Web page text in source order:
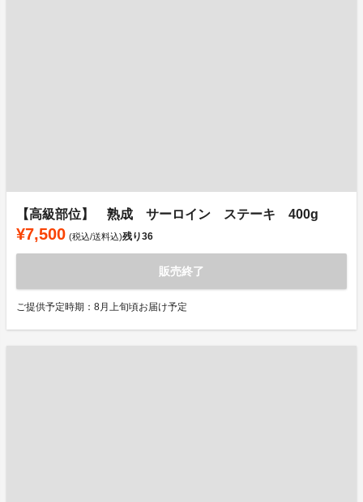
【高級部位】 熟成 サーロイン ステーキ 400g
¥7,500 (税込/送料込)残り36
販売終了
ご提供予定時期：8月上旬頃お届け予定